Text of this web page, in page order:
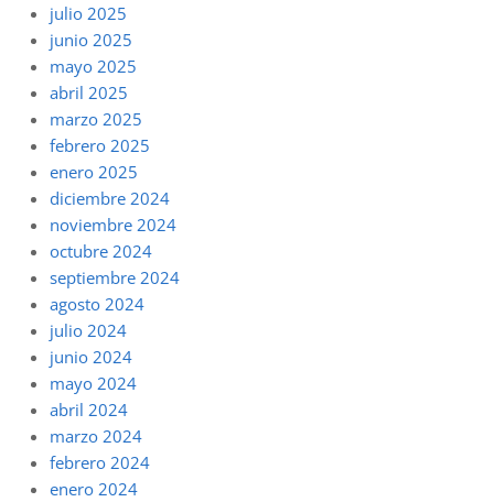
julio 2025
junio 2025
mayo 2025
abril 2025
marzo 2025
febrero 2025
enero 2025
diciembre 2024
noviembre 2024
octubre 2024
septiembre 2024
agosto 2024
julio 2024
junio 2024
mayo 2024
abril 2024
marzo 2024
febrero 2024
enero 2024